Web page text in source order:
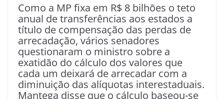
Como a MP fixa em R$ 8 bilhões o teto
anual de transferências aos estados a
título de compensação das perdas de
arrecadação, vários senadores
questionaram o ministro sobre a
exatidão do cálculo dos valores que
cada um deixará de arrecadar com a
diminuição das alíquotas interestaduais.
Mantega disse que o cálculo baseou-se